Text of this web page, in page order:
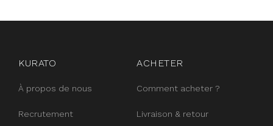
KURATO
À propos de nous
Recrutement
ACHETER
Comment acheter ?
Livraison & retour
instagram
facebook